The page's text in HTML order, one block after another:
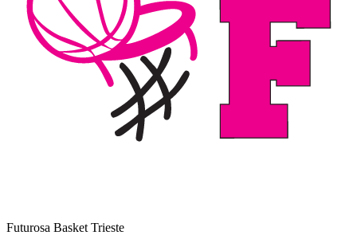
Futurosa Basket Trieste